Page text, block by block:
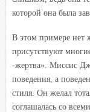
которой она была
В этом примере нет
присутствуют
-жертва». Миссис
поведения, а
стиля. Он желал
соглашалась со